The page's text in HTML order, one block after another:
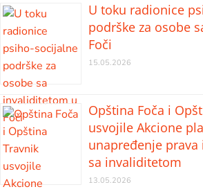
U toku radionice
podrške za osobe
Foči
15.05.2026
Opština Foča i
usvojile Akcione
unapređenje
sa invaliditetom
13.05.2026